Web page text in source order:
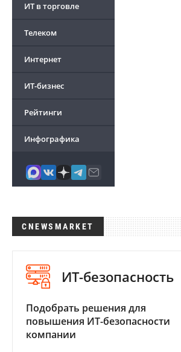
ИТ в торговле
Телеком
Интернет
ИТ-бизнес
Рейтинги
Инфографика
CNEWSMARKET
ИТ-безопасность
Подобрать решения для
повышения ИТ-безопасности
компании